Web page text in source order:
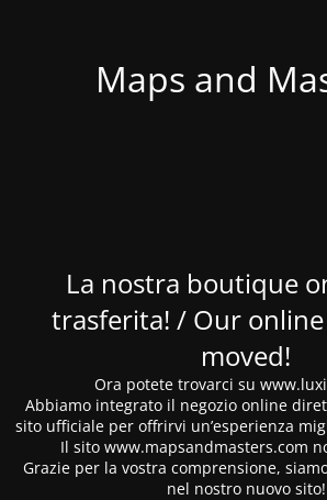
Maps and
La nostra boutique
trasferita! / Our
moved!
Ora potete trovarci su
Abbiamo integrato il negozio online
sito ufficiale per offrirvi un’esperienza
Il sito www.mapsandmasters.com
Grazie per la vostra comprensione,
nel nostro nuovo sito!